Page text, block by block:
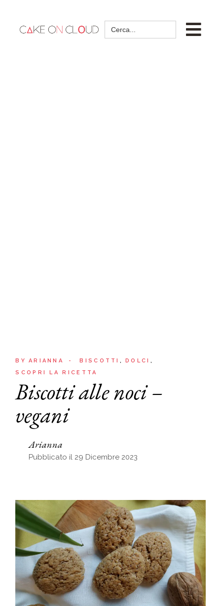
Search
for:
BY ARIANNA BISCOTTI
DOLCI
SCOPRI LA RICETTA
Biscotti alle noci –
vegani
Arianna
Pubblicato il 29 Dicembre 2023